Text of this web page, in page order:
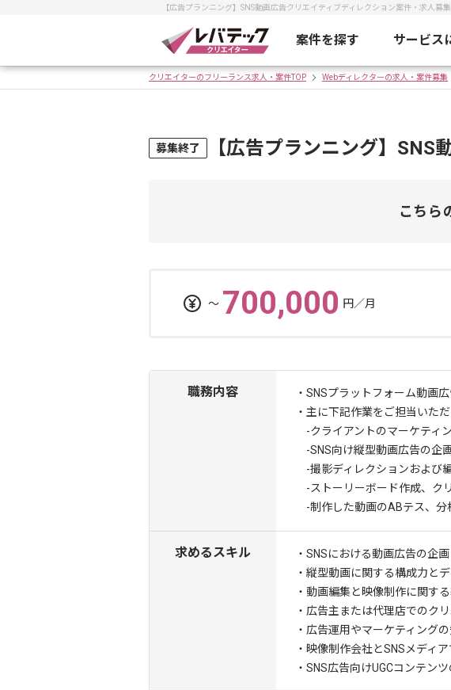
【広告プランニング】SNS動画広告クリエイティブディレクション案件・求人
案件を探す サービス
クリエイターのフリーランス求人・案件TOP Webディレクターの求人・案件募集
募集終了 【広告プランニング】
こちら
〜 700,000 円／月
職務内容
・SNSプラットフォーム動画
・主に下記作業をご担当いただ
-クライアントのマーケティ
-SNS向け縦型動画広告の企
-撮影ディレクションおよび
-ストーリーボード作成、ク
-制作した動画のABテス、分
求めるスキル
・SNSにおける動画広告の企
・縦型動画に関する構成力と
・動画編集と映像制作に関す
・広告主または代理店でのク
・広告運用やマーケティング
・映像制作会社とSNSメディ
・SNS広告向けUGCコンテン